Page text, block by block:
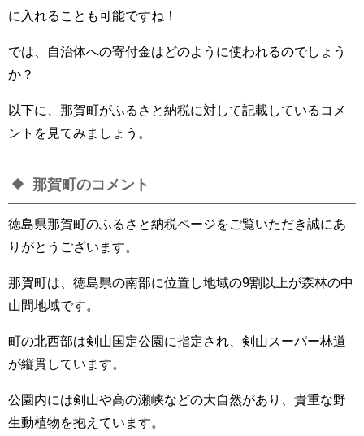
に入れることも可能ですね！
では、自治体への寄付金はどのように使われるのでしょう
か？
以下に、那賀町がふるさと納税に対して記載しているコメ
ントを見てみましょう。
那賀町のコメント
徳島県那賀町のふるさと納税ページをご覧いただき誠にあ
りがとうございます。
那賀町は、徳島県の南部に位置し地域の9割以上が森林の中
山間地域です。
町の北西部は剣山国定公園に指定され、剣山スーパー林道
が縦貫しています。
公園内には剣山や高の瀬峡などの大自然があり、貴重な野
生動植物を抱えています。